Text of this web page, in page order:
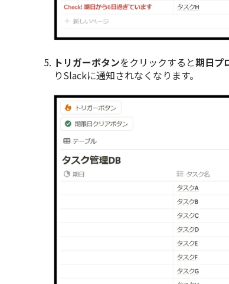
トリガーボタンをクリックすると期日プ
りSlackに通知されなくなります。